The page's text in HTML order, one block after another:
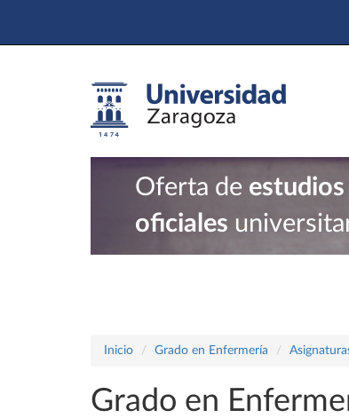
Oferta de estudios
oficiales
Inicio Grado en Enfermería
Grado en